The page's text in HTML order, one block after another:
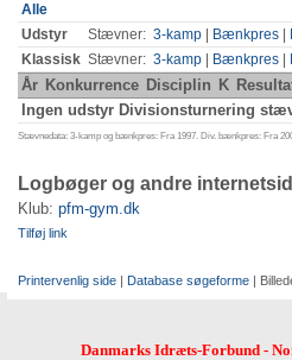
Alle
Udstyr
Stævner: 3-kamp Bænkpres
Klassisk Stævner: 3-kamp Bænkpres
År Konkurrence Disciplin K
Ingen udstyr Divisionsturnering
Stævnedata: 3-kamp og bænkpres: Fra 1997. Div. bænkpres: Fra
Logbøger og andre
Klub: pfm-gym.dk
Tilføj link
Printervenlig side | Database søgeforme |
Danmarks Idræts-Forbund-